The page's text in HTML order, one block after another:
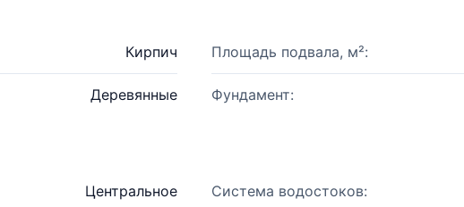
Кирпич Площадь подвала, м²:
Деревянные Фундамент:
Центральное Система водостоков: